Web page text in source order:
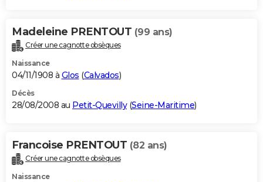
Madeleine PRENTOUT (99 ans)
Créer une cagnotte obsèques
Naissance
04/11/1908 à Glos (Calvados)
Décès
28/08/2008 au Petit-Quevilly(Seine-Maritime)
Francoise PRENTOUT (82 ans)
Créer une cagnotte obsèques
Naissance